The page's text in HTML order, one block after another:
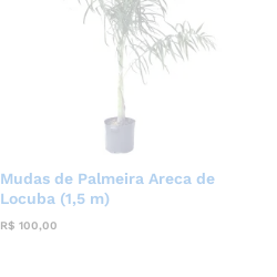
Mudas de Palmeira Areca de
Locuba (1,5 m)
R$ 100,00